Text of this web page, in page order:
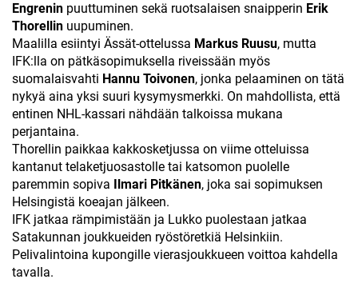
Engrenin puuttuminen sekä ruotsalaisen snaipperin Erik
Thorellin uupuminen.
Maalilla esiintyi Ässät-ottelussa Markus Ruusu, mutta
IFK:lla on pätkäsopimuksella riveissään myös
suomalaisvahti Hannu Toivonen, jonka pelaaminen on tätä
nykyä aina yksi suuri kysymysmerkki. On mahdollista, että
entinen NHL-kassari nähdään talkoissa mukana
perjantaina.
Thorellin paikkaa kakkosketjussa on viime otteluissa
kantanut telaketjuosastolle tai katsomon puolelle
paremmin sopiva Ilmari Pitkänen, joka sai sopimuksen
Helsingistä koeajan jälkeen.
IFK jatkaa rämpimistään ja Lukko puolestaan jatkaa
Satakunnan joukkueiden ryöstöretkiä Helsinkiin.
Pelivalintoina kupongille vierasjoukkueen voittoa kahdella
tavalla.